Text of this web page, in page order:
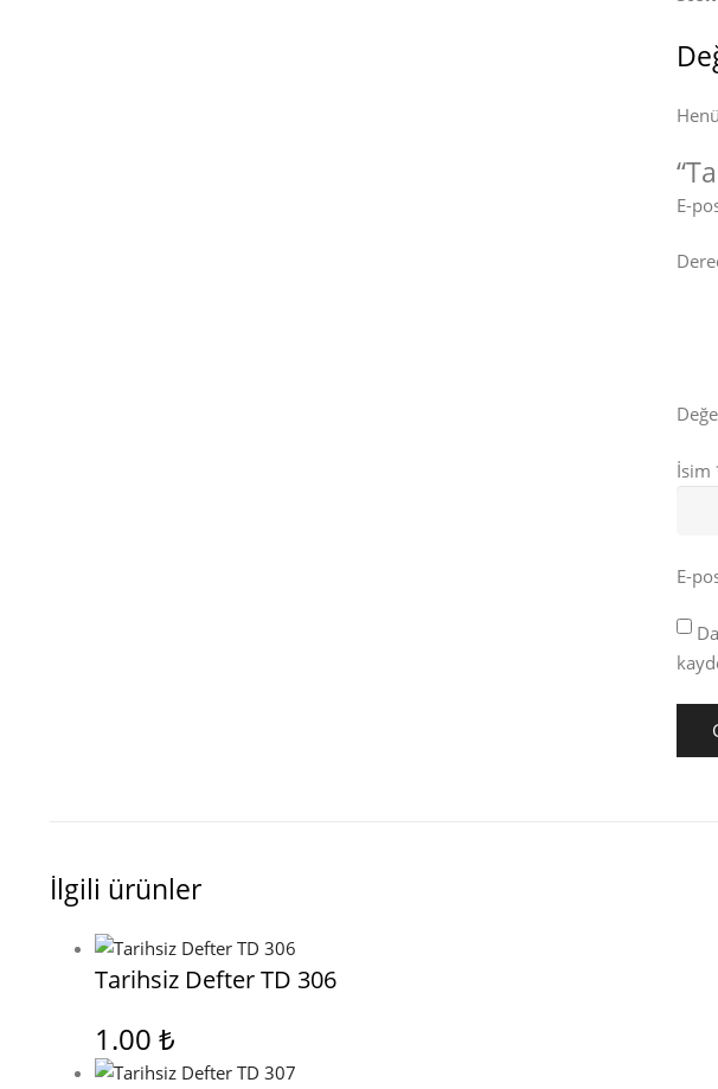
E-
İsim
E-
İlgili ürünler
Tarihsiz Defter TD 306
1.00 ₺